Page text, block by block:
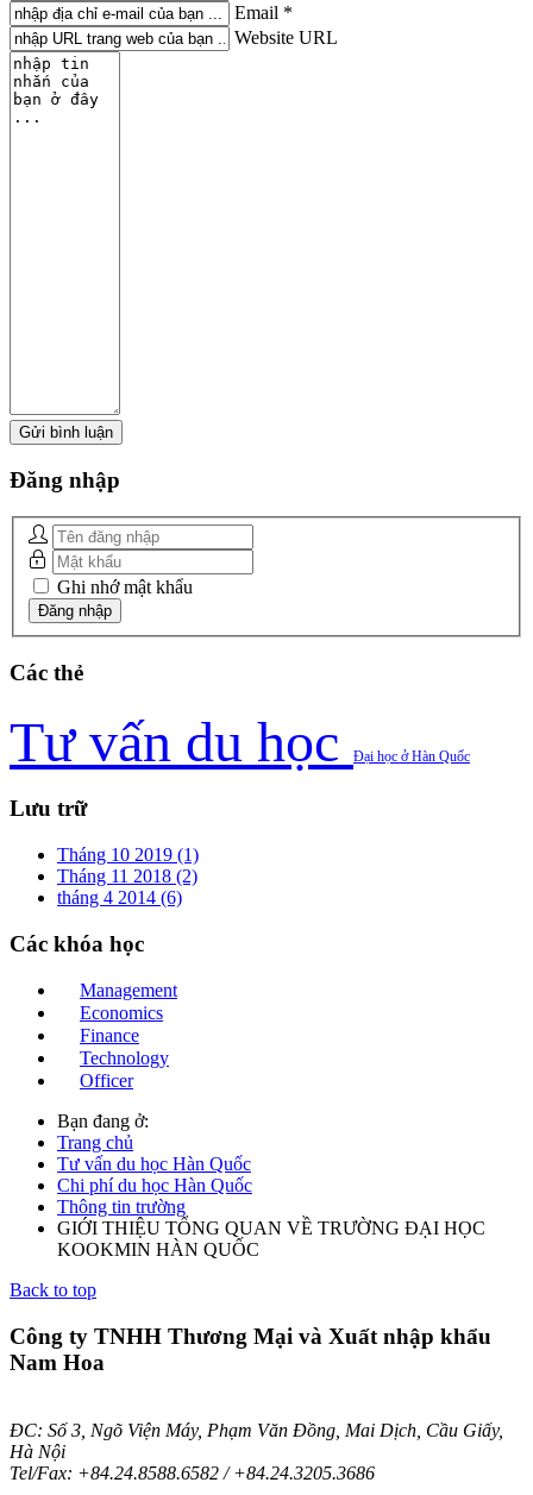
Email *
Website URL
Đăng nhập
Ghi nhớ mật khẩu
Các thẻ
Tư vấn du học Đại học ở Hàn Quốc
Lưu trữ
Tháng 10 2019 (1)
Tháng 11 2018 (2)
tháng 4 2014 (6)
Các khóa học
Management
Economics
Finance
Technology
Officer
Bạn đang ở:
Trang chủ
Tư vấn du học Hàn Quốc
Chi phí du học Hàn Quốc
Thông tin trường
GIỚI THIỆU TỔNG QUAN VỀ TRƯỜNG ĐẠI HỌC
KOOKMIN HÀN QUỐC
Back to top
Công ty TNHH Thương Mại và Xuất nhập khẩu
Nam Hoa
ĐC: Số 3, Ngõ Viện Máy, Phạm Văn Đồng, Mai Dịch, Cầu Giấy,
Hà Nội
Tel/Fax: +84.24.8588.6582 / +84.24.3205.3686